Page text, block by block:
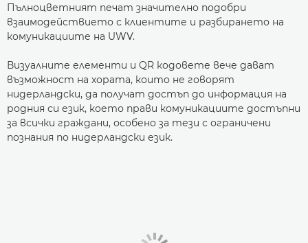
Пълноцветният печат значително подобри
взаимодействието с клиентите и разбирането на
комуникациите на UWV.
Визуалните елементи и QR кодовете вече дават
възможност на хората, които не говорят
нидерландски, да получат достъп до информация на
родния си език, което прави комуникациите достъпни
за всички граждани, особено за тези с ограничени
познания по нидерландски език.